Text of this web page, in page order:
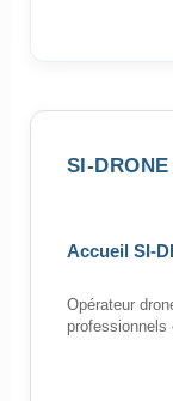
SI-
Accueil SI-
Opérateur
professionnels